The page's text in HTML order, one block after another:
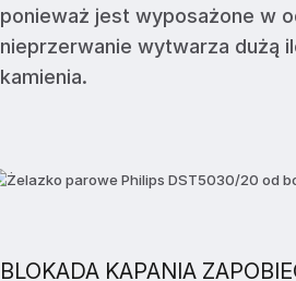
ponieważ jest wyposażone w
nieprzerwanie wytwarza dużą
kamienia.
BLOKADA KAPANIA